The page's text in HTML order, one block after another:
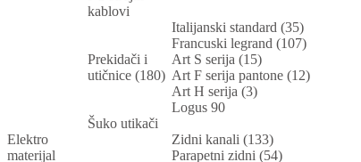
Elektro
materijal
kablovi
Prekidači i
utičnice (180)
Italijanski standard (35)
Francuski legrand (107)
Art S serija (15)
Art F serija pantone (12)
Art H serija (3)
Logus 90
Šuko utikači
Zidni kanali (133)
Parapetni zidni (54)